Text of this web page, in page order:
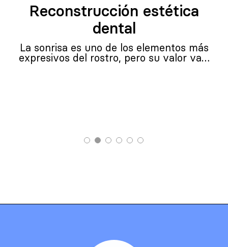
Reconstrucción estética
dental
La sonrisa es uno de los elementos más
expresivos del rostro, pero su valor va…